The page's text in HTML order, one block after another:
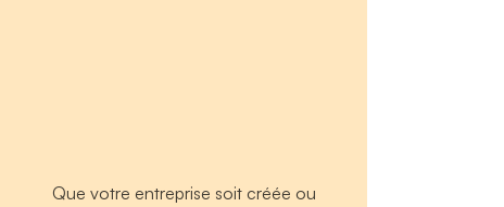
Que votre entreprise soit créée ou